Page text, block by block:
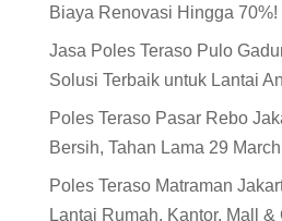
Biaya Renovasi Hingga 70%!
Jasa Poles Teraso Pulo
Solusi Terbaik untuk Lantai
Poles Teraso Pasar Rebo
Bersih, Tahan Lama 29
Poles Teraso Matraman
Lantai Rumah, Kantor, Mall